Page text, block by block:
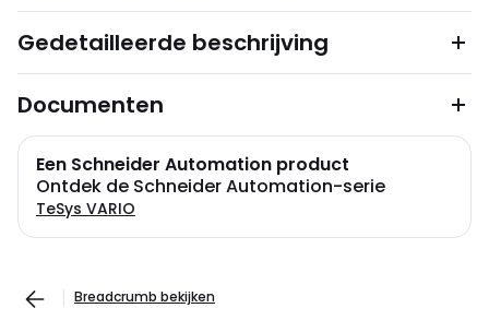
Gedetailleerde beschrijving
Documenten
Een Schneider Automation product
Ontdek de Schneider Automation-serie
TeSys VARIO
Breadcrumb bekijken